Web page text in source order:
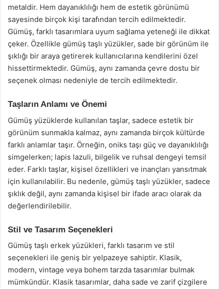
metaldir. Hem dayanıklılığı hem de estetik görünümü
sayesinde birçok kişi tarafından tercih edilmektedir.
Gümüş, farklı tasarımlara uyum sağlama yeteneği ile dikkat
çeker. Özellikle gümüş taşlı yüzükler, sade bir görünüm ile
şıklığı bir araya getirerek kullanıcılarına kendilerini özel
hissettirmektedir. Gümüş, aynı zamanda çevre dostu bir
seçenek olması nedeniyle de tercih edilmektedir.
Taşların Anlamı ve Önemi
Gümüş yüzüklerde kullanılan taşlar, sadece estetik bir
görünüm sunmakla kalmaz, aynı zamanda birçok kültürde
farklı anlamlar taşır. Örneğin, oniks taşı güç ve dayanıklılığı
simgelerken; lapis lazuli, bilgelik ve ruhsal dengeyi temsil
eder. Farklı taşlar, kişisel özellikleri ve inançları yansıtmak
için kullanılabilir. Bu nedenle, gümüş taşlı yüzükler, sadece
şıklık değil, aynı zamanda kişisel bir ifade aracı olarak da
değerlendirilebilir.
Stil ve Tasarım Seçenekleri
Gümüş taşlı erkek yüzükleri, farklı tasarım ve stil
seçenekleri ile geniş bir yelpazeye sahiptir. Klasik,
modern, vintage veya bohem tarzda tasarımlar bulmak
mümkündür. Klasik tasarımlar, daha sade ve zarif çizgilere